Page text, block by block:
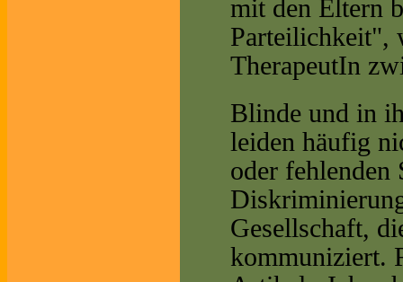
mit den Eltern
Parteilichkeit",
TherapeutIn
Blinde und in
leiden häufig
oder fehlenden
Gesellschaft,
kommuniziert.